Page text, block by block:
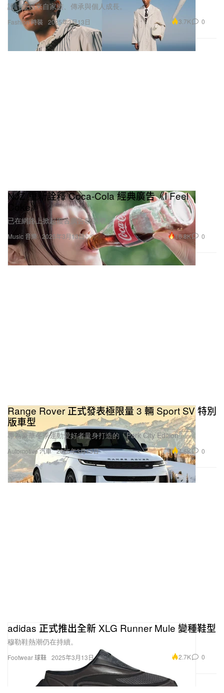
Fashion 時裝
設計靈感來自家族、傳承與個人成長。
2025年3月13日 3.7K 0
Music 音樂
NJZ 重新詮釋 Coca-Cola 經典廣告《I Feel
Coke》
已在網路上掀起復古廣告歌熱潮。
2025年3月13日 16.8K 0
Automotive 汽車
Range Rover 正式發表極限量 3 輛 Sport SV 特別
版車型
專為豪華冬季運動愛好者量身打造的「Park City Edition」。
2025年3月13日 4.6K 0
Footwear 球鞋
adidas 正式推出全新 XLG Runner Mule 變種鞋型
穆勒鞋熱潮仍在持續。
2025年3月13日 2.7K 0